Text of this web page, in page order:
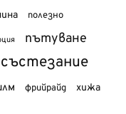
полезно
пътуване
състезание
фрийрайд хижа